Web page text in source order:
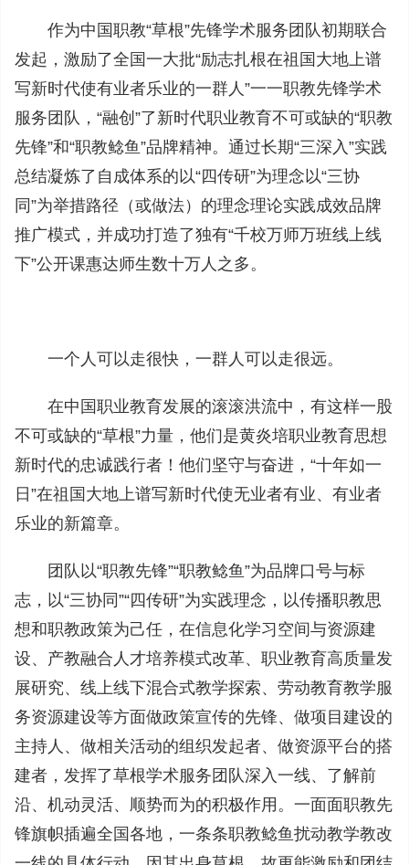
作为中国职教“草根”先锋学术服务团队初期联合
发起，激励了全国一大批“励志扎根在祖国大地上谱
写新时代使有业者乐业的一群人”一一职教先锋学术
服务团队，“融创”了新时代职业教育不可或缺的“职教
先锋”和“职教鲶鱼”品牌精神。通过长期“三深入”实践
总结凝炼了自成体系的以“四传研”为理念以“三协
同”为举措路径（或做法）的理念理论实践成效品牌
推广模式，并成功打造了独有“千校万师万班线上线
下”公开课惠达师生数十万人之多。
一个人可以走很快，一群人可以走很远。
在中国职业教育发展的滚滚洪流中，有这样一股
不可或缺的“草根”力量，他们是黄炎培职业教育思想
新时代的忠诚践行者！他们坚守与奋进，“十年如一
日”在祖国大地上谱写新时代使无业者有业、有业者
乐业的新篇章。
团队以“职教先锋”“职教鲶鱼”为品牌口号与标
志，以“三协同”“四传研”为实践理念，以传播职教思
想和职教政策为己任，在信息化学习空间与资源建
设、产教融合人才培养模式改革、职业教育高质量发
展研究、线上线下混合式教学探索、劳动教育教学服
务资源建设等方面做政策宣传的先锋、做项目建设的
主持人、做相关活动的组织发起者、做资源平台的搭
建者，发挥了草根学术服务团队深入一线、了解前
沿、机动灵活、顺势而为的积极作用。一面面职教先
锋旗帜插遍全国各地，一条条职教鲶鱼扰动教学教改